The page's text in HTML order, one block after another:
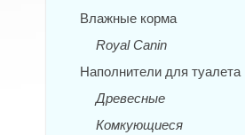
Влажные корма
Royal Canin
Наполнители для туалета
Древесные
Комкующиеся